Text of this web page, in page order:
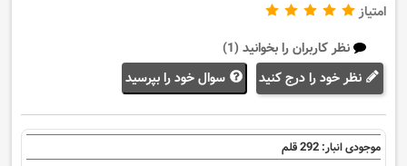
امتیاز
نظر کاربران را بخوانید (1)
نظر خود را درج کنید
سوال خود را بپرسید
موجودی انبار: 292قلم